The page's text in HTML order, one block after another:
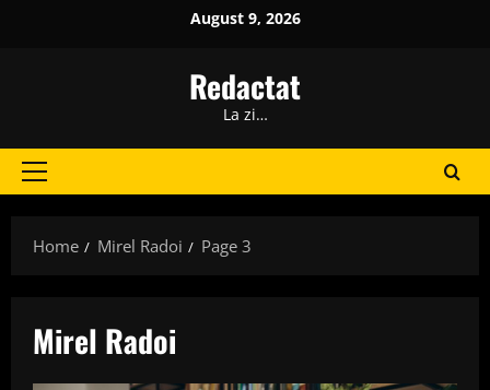
August 9, 2026
Redactat
La zi…
Primary
Home
Mirel Radoi Page 3
Mirel Radoi